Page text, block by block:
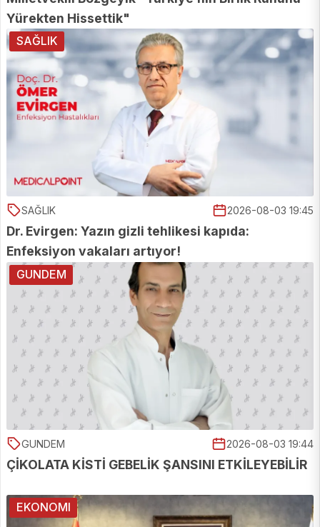
Yürekten Hissettik"
SAĞLIK 2026-08-03 19:45
Dr. Evirgen: Yazın gizli tehlikesi kapıda:
Enfeksiyon vakaları artıyor!
SAĞLIK
GUNDEM 2026-08-03 19:44
ÇİKOLATA KİSTİ GEBELİK ŞANSINI ETKİLEYEBİLİR
GUNDEM
EKONOMI